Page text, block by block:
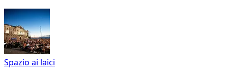
Spazio ai laici